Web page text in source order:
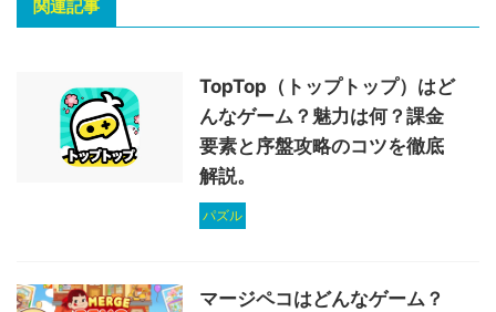
関連記事
TopTop（トップトップ）はど
んなゲーム？魅力は何？課金
要素と序盤攻略のコツを徹底
解説。
パズル
マージペコはどんなゲーム？